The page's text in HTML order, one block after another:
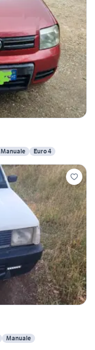
Manuale Euro 4
Manuale